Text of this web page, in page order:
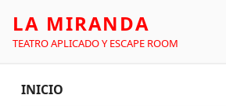
LA MIRANDA
TEATRO APLICADO Y ESCAPE ROOM
INICIO